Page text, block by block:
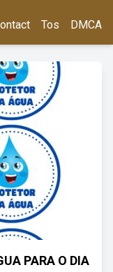
Tos DMCA
PARA O DIA